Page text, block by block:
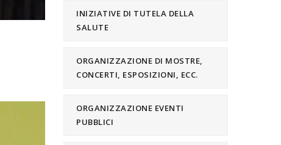
INIZIATIVE DI TUTELA DELLA
SALUTE
ORGANIZZAZIONE DI MOSTRE,
CONCERTI, ESPOSIZIONI, ECC.
ORGANIZZAZIONE EVENTI
PUBBLICI